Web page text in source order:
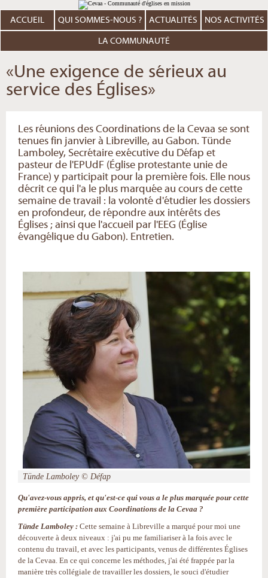
au
contenu.
Aller
personnels
ACCUEIL QUI SOMMES-NOUS ? ACTUALITÉS NOS ACTIVITÉS
LA COMMUNAUTÉ
«Une exigence de sérieux au
service des Églises»
Les réunions des Coordinations de la Cevaa se sont
tenues fin janvier à Libreville, au Gabon. Tünde
Lamboley, Secrétaire exécutive du Défap et
pasteur de l'EPUdF (Église protestante unie de
France) y participait pour la première fois. Elle nous
décrit ce qui l'a le plus marquée au cours de cette
semaine de travail : la volonté d'étudier les dossiers
en profondeur, de répondre aux intérêts des
Églises ; ainsi que l'accueil par l'EEG (Église
évangélique du Gabon). Entretien.
Tünde Lamboley © Défap
Qu'avez-vous appris, et qu'est-ce qui vous a le plus marquée pour cette
première participation aux Coordinations de la Cevaa ?
Tünde Lamboley : Cette semaine à Libreville a marqué pour moi une
découverte à deux niveaux : j'ai pu me familiariser à la fois avec le
contenu du travail, et avec les participants, venus de différentes Églises
de la Cevaa. En ce qui concerne les méthodes, j'ai été frappée par la
manière très collégiale de travailler les dossiers, le souci d'étudier